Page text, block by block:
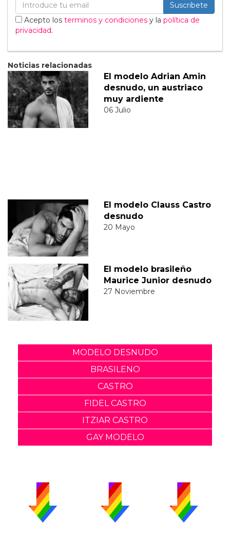
Suscribete
Acepto los terminos y condiciones y la política de
privacidad.
Noticias relacionadas
El modelo Adrian Amin
desnudo, un austriaco
muy ardiente
06 Julio
El modelo Clauss Castro
desnudo
20 Mayo
El modelo brasileño
Maurice Junior desnudo
27 Noviembre
MODELO DESNUDO
BRASILENO
CASTRO
FIDEL CASTRO
ITZIAR CASTRO
GAY MODELO